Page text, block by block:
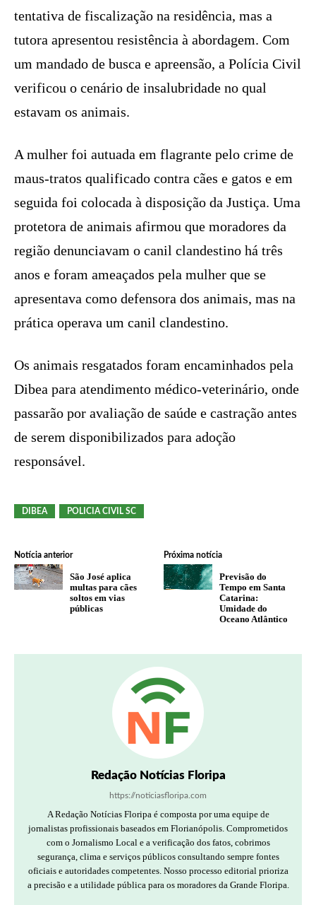
tentativa de fiscalização na residência, mas a
tutora apresentou resistência à abordagem. Com
um mandado de busca e apreensão, a Polícia Civil
verificou o cenário de insalubridade no qual
estavam os animais.
A mulher foi autuada em flagrante pelo crime de
maus-tratos qualificado contra cães e gatos e em
seguida foi colocada à disposição da Justiça. Uma
protetora de animais afirmou que moradores da
região denunciavam o canil clandestino há três
anos e foram ameaçados pela mulher que se
apresentava como defensora dos animais, mas na
prática operava um canil clandestino.
Os animais resgatados foram encaminhados pela
Dibea para atendimento médico-veterinário, onde
passarão por avaliação de saúde e castração antes
de serem disponibilizados para adoção
responsável.
DIBEA POLICIA CIVIL SC
Notícia anterior
São José aplica
multas para cães
soltos em vias
públicas
Próxima notícia
Previsão do
Tempo em Santa
Catarina:
Umidade do
Oceano Atlântico
Redação Notícias Floripa
https://noticiasfloripa.com
A Redação Notícias Floripa é composta por uma equipe de
jornalistas profissionais baseados em Florianópolis. Comprometidos
com o Jornalismo Local e a verificação dos fatos, cobrimos
segurança, clima e serviços públicos consultando sempre fontes
oficiais e autoridades competentes. Nosso processo editorial prioriza
a precisão e a utilidade pública para os moradores da Grande Floripa.